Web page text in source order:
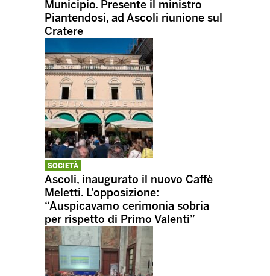
Municipio. Presente il ministro
Piantendosi, ad Ascoli riunione sul
Cratere
SOCIETÀ
Ascoli, inaugurato il nuovo Caffè
Meletti. L’opposizione:
“Auspicavamo cerimonia sobria
per rispetto di Primo Valenti”